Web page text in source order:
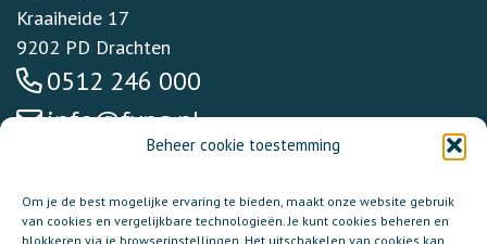
Beheer cookie toestemming
Om je de best mogelijke ervaring te bieden, maakt onze website gebruik
van cookies en vergelijkbare technologieën. Je kunt cookies beheren en
blokkeren via je browserinstellingen. Het uitschakelen van cookies kan
Kraaiheide 17
9202 PD Drachten
0512 246 000
info@fynq.nl